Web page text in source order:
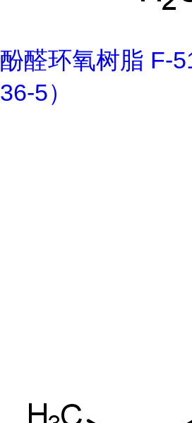
酚醛环氧树脂 F-
36-5）